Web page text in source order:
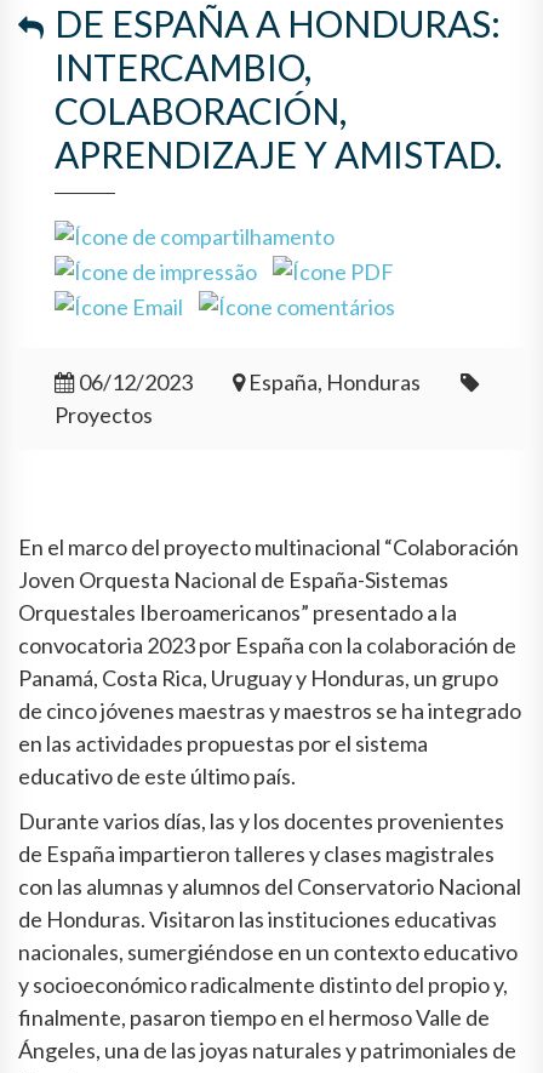
DE ESPAÑA A HONDURAS:
INTERCAMBIO,
COLABORACIÓN,
APRENDIZAJE Y AMISTAD.
06/12/2023
España, Honduras
Proyectos
En el marco del proyecto multinacional “Colaboración
Joven Orquesta Nacional de España-Sistemas
Orquestales Iberoamericanos” presentado a la
convocatoria 2023 por España con la colaboración de
Panamá, Costa Rica, Uruguay y Honduras, un grupo
de cinco jóvenes maestras y maestros se ha integrado
en las actividades propuestas por el sistema
educativo de este último país.
Durante varios días, las y los docentes provenientes
de España impartieron talleres y clases magistrales
con las alumnas y alumnos del Conservatorio Nacional
de Honduras. Visitaron las instituciones educativas
nacionales, sumergiéndose en un contexto educativo
y socioeconómico radicalmente distinto del propio y,
finalmente, pasaron tiempo en el hermoso Valle de
Ángeles, una de las joyas naturales y patrimoniales de